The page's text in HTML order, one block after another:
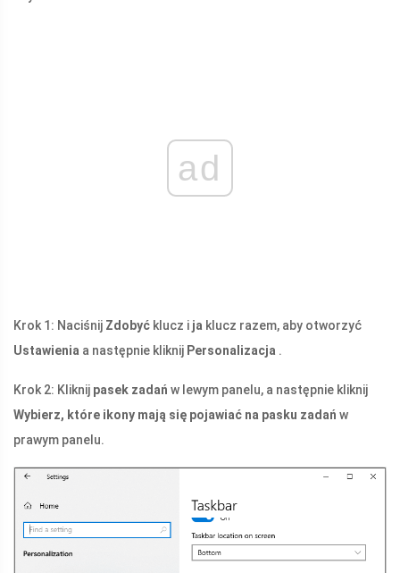
ad
Krok 1: Naciśnij Zdobyć klucz i ja klucz razem, aby otworzyć
Ustawienia a następnie kliknij Personalizacja .
Krok 2: Kliknij pasek zadań w lewym panelu, a następnie kliknij
Wybierz, które ikony mają się pojawiać na pasku zadań w
prawym panelu.